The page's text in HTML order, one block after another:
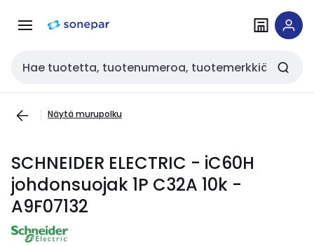
navigointiinsisältöön
Haku
Näytä murupolku
SCHNEIDER ELECTRIC - iC60H
johdonsuojak 1P C32A 10k -
A9F07132